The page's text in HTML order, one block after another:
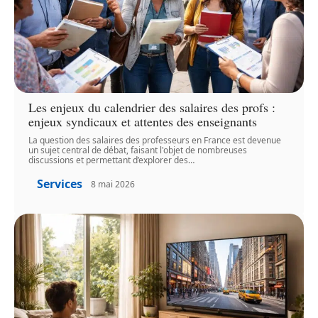
Les enjeux du calendrier des salaires des profs :
enjeux syndicaux et attentes des enseignants
La question des salaires des professeurs en France est devenue
un sujet central de débat, faisant l'objet de nombreuses
discussions et permettant d’explorer des…
Services 8 mai 2026